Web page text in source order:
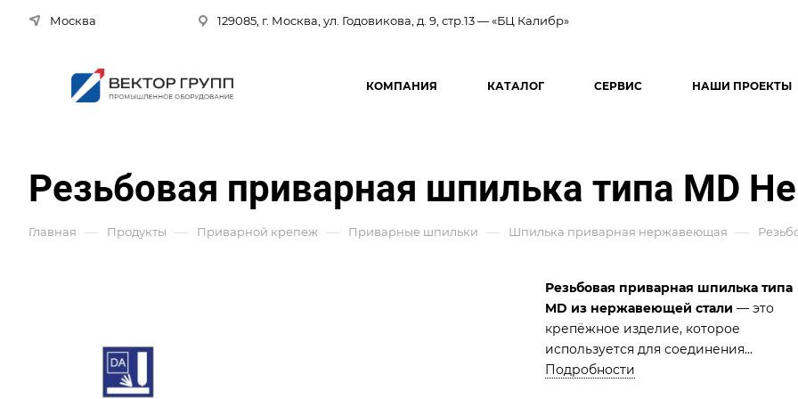
Москва 129085, г. Москва, ул. Годовикова, д. 9, стр.13 — «БЦ Калибр»
КОМПАНИЯ КАТАЛОГ СЕРВИС НАШИ ПРОЕКТЫ
Резьбовая приварная шпилька типа MD
Главная — Продукты — Приварной крепеж — Приварные шпильки — Шпилька приварная нержавеющая —
Резьбовая приварная шпилька типа
MD из нержавеющей стали — это
крепёжное изделие, которое
используется для соединения
различных элементов конструкций.
Подробности